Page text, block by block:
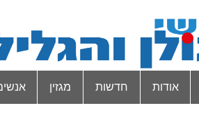
אודות חדשות מגזין